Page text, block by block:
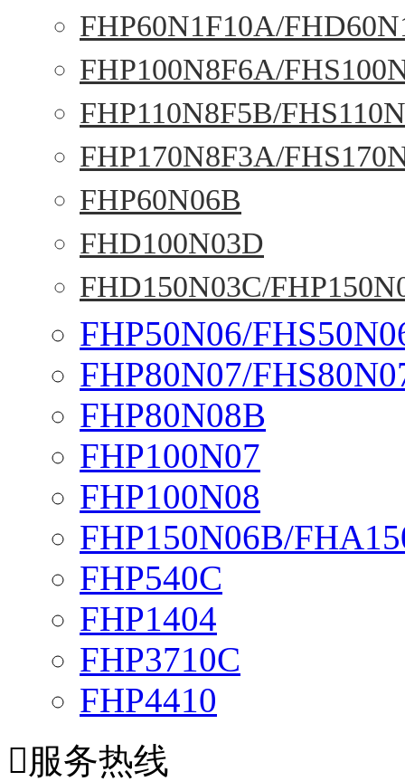
FHP60N1F10A/
FHP100N8F6A/
FHP110N8F5B/
FHP170N8F3A/
FHP60N06B
FHD100N03D
FHD150N03C/
FHP50N06/
FHP80N07/
FHP80N08B
FHP100N07
FHP100N08
FHP150N06B/
FHP540C
FHP1404
FHP3710C
FHP4410
服务热线